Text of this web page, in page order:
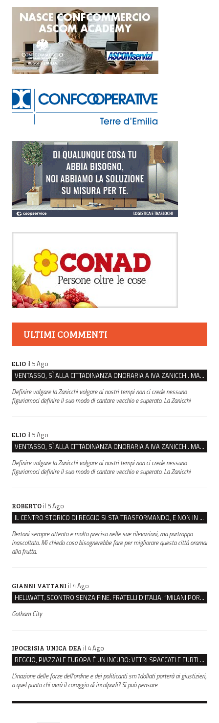
ULTIMI COMMENTI
ELIO il 5 Ago
VENTASSO, SÌ ALLA CITTADINANZA ONORARIA A IVA ZANICCHI. MA BARGIACCHI: “È DI PESSIMO GUSTO”
Definire volgare la Zanicchi volgare ai nostri tempi non ci crede nessuno
figuriamoci definire il suo modo di cantare vecchio e superato. La Zanicchi
ELIO il 5 Ago
VENTASSO, SÌ ALLA CITTADINANZA ONORARIA A IVA ZANICCHI. MA BARGIACCHI: “È DI PESSIMO GUSTO”
Definire volgare la Zanicchi volgare ai nostri tempi non ci crede nessuno
figuriamoci definire il suo modo di cantare vecchio e superato. La Zanicchi
ROBERTO il 5 Ago
IL CENTRO STORICO DI REGGIO SI STA TRASFORMANDO, E NON IN MEGLIO
Bertoni sempre attento e molto preciso nelle sue rilevazioni, ma purtroppo
inascoltato. Mi chiedo cosa bisognerebbe fare per migliorare questa città oramai
alla frutta.
GIANNI VATTANI il 4 Ago
HELLWATT, SCONTRO SENZA FINE. FRATELLI D’ITALIA: “MILANI PORTA DOCUMENTI, DE FRANCO INSULTI”
Gotham City
IPOCRISIA UNICA DEA il 4 Ago
REGGIO, PIAZZALE EUROPA È UN INCUBO: VETRI SPACCATI E FURTI SULLE AUTO IN SOSTA
L'inazione delle forze dell'ordine e dei politicanti sm1dollati porterà ai giustizieri,
a quel punto chi avrà il coraggio di incolparli? Si può pensare